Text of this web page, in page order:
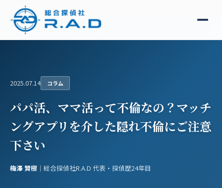
総合探偵社R.A.D コラム パパ活、ママ活って不倫なの？マッチングアプリを介した隠れ不倫
2025.07.14 コラム
パパ活、ママ活って不倫なの？マッチ
ングアプリを介した隠れ不倫にご注意
下さい
梅澤 賢樹 ｜総合探偵社R.A.D 代表・探偵歴24年目